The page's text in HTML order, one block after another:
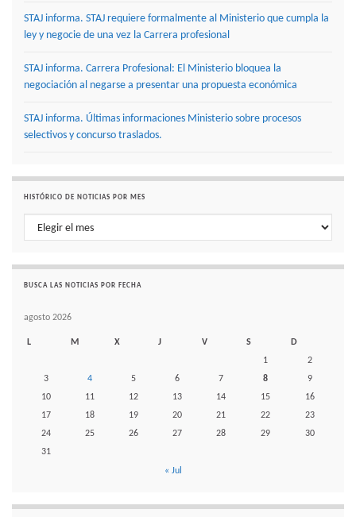
STAJ informa. STAJ requiere formalmente al Ministerio que cumpla la
ley y negocie de una vez la Carrera profesional
STAJ informa. Carrera Profesional: El Ministerio bloquea la
negociación al negarse a presentar una propuesta económica
STAJ informa. Últimas informaciones Ministerio sobre procesos
selectivos y concurso traslados.
HISTÓRICO DE NOTICIAS POR MES
Histórico de noticias por mes
BUSCA LAS NOTICIAS POR FECHA
agosto 2026
L M X J V S
D
1
2
3
4 5 6 7 8
9
10
11 12 13 14 15
16
17
18 19 20 21 22
23
24
25 26 27 28 29
30
31
« Jul